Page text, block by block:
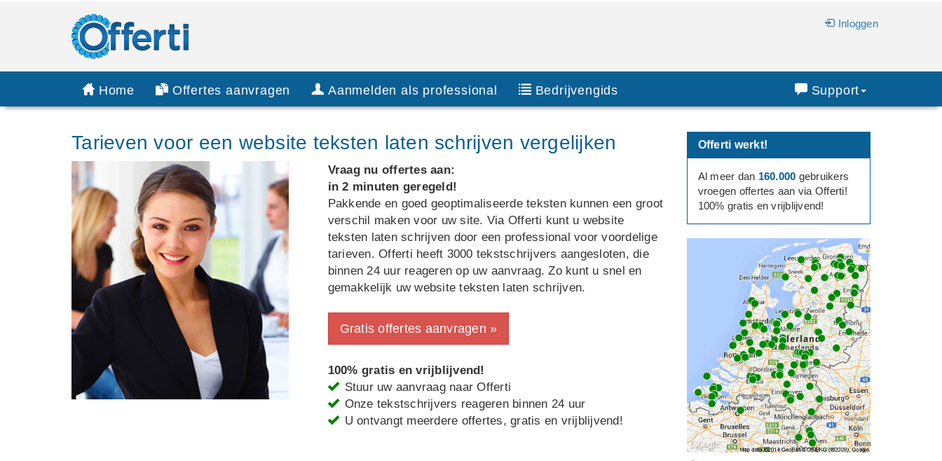
Inloggen
Home Offertes aanvragen Aanmelden als professional Bedrijvengids Support
Tarieven voor een website teksten laten schrijven vergelijken
Vraag nu offertes aan:
in 2 minuten geregeld!
Pakkende en goed geoptimaliseerde teksten kunnen een groot
verschil maken voor uw site. Via Offerti kunt u website
teksten laten schrijven door een professional voor voordelige
tarieven. Offerti heeft 3000 tekstschrijvers aangesloten, die
binnen 24 uur reageren op uw aanvraag. Zo kunt u snel en
gemakkelijk uw website teksten laten schrijven.
Gratis offertes aanvragen »
100% gratis en vrijblijvend!
Stuur uw aanvraag naar Offerti
Onze tekstschrijvers reageren binnen 24 uur
U ontvangt meerdere offertes, gratis en vrijblijvend!
Offerti werkt!
Al meer dan 160.000 gebruikers
vroegen offertes aan via Offerti!
100% gratis en vrijblijvend!